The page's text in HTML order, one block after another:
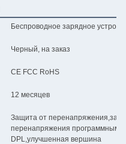
Беспроводное зарядное
Черный, на заказ
CE FCC RoHS
12 месяцев
Защита от
перенапряжения программным
DPL,улучшенная вершина